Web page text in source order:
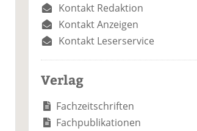
Kontakt Redaktion
Kontakt Anzeigen
Kontakt Leserservice
Verlag
Fachzeitschriften
Fachpublikationen